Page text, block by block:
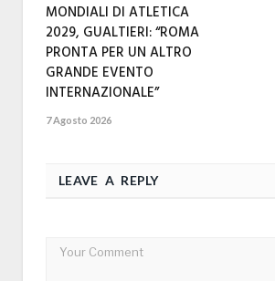
MONDIALI DI ATLETICA
2029, GUALTIERI: “ROMA
PRONTA PER UN ALTRO
GRANDE EVENTO
INTERNAZIONALE”
7 Agosto 2026
LEAVE A REPLY